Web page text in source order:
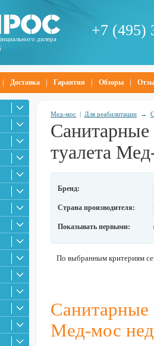
дилера
+7 (495)
Доставка Гарантия Обзоры
Мед-мос | Для реабилитации →
Санитарные
туалета
Бренд:
Страна производителя:
Показывать первыми:
По выбранным критериям
Санитарные
Мед-мос